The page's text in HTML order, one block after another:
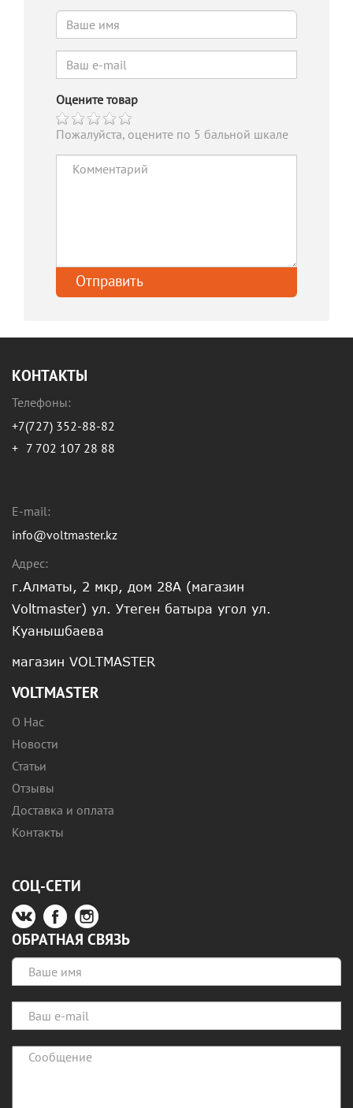
Оцените товар
Пожалуйста, оцените по 5 бальной шкале
КОНТАКТЫ
Телефоны:
+7(727) 352-88-82
+ 7 702 107 28 88
E-mail:
info@voltmaster.kz
Адрес:
г.Алматы, 2 мкр, дом 28А (магазин
Voltmaster) ул. Утеген батыра угол ул.
Куанышбаева
магазин VOLTMASTER
VOLTMASTER
О Нас
Новости
Статьи
Отзывы
Доставка и оплата
Контакты
СОЦ-СЕТИ
ОБРАТНАЯ СВЯЗЬ